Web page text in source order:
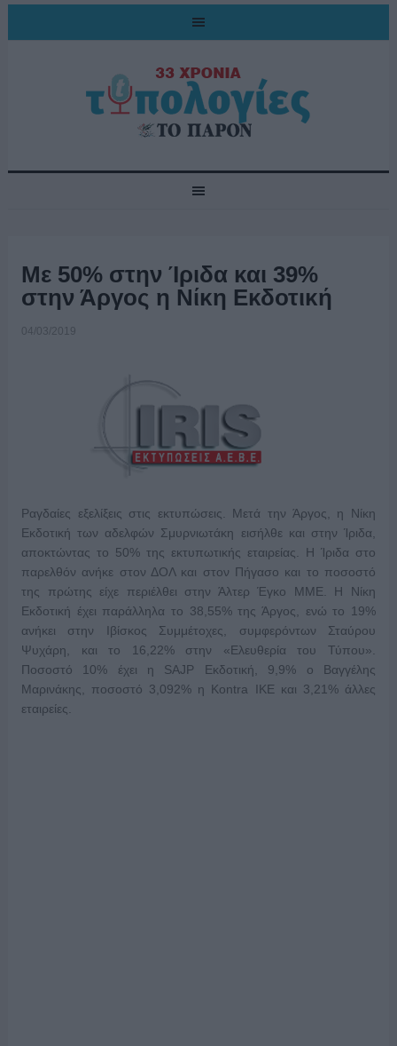
Με 50% στην Ίριδα και 39%
στην Άργος η Νίκη Εκδοτική
04/03/2019
Ραγδαίες εξελίξεις στις εκτυπώσεις. Μετά την Άργος, η Νίκη
Εκδοτική των αδελφών Σμυρνιωτάκη εισήλθε και στην Ίριδα,
αποκτώντας το 50% της εκτυπωτικής εταιρείας. Η Ίριδα στο
παρελθόν ανήκε στον ΔΟΛ και στον Πήγασο και το ποσοστό
της πρώτης είχε περιέλθει στην Άλτερ Έγκο ΜΜΕ. Η Νίκη
Εκδοτική έχει παράλληλα το 38,55% της Άργος, ενώ το 19%
ανήκει στην Ιβίσκος Συμμέτοχες, συμφερόντων Σταύρου
Ψυχάρη, και το 16,22% στην «Ελευθερία του Τύπου».
Ποσοστό 10% έχει η SAJP Εκδοτική, 9,9% o Βαγγέλης
Μαρινάκης, ποσοστό 3,092% η Kontra ΙΚΕ και 3,21% άλλες
εταιρείες.